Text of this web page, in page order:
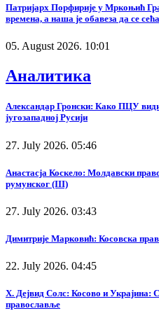
Патријарх Порфирије у Мркоњић
времена, а наша је обавеза да се
05. August 2026. 10:01
Аналитика
Александар Гронски: Како ПЦУ
југозападној Русији
27. July 2026. 05:46
Анастасја Коскело: Молдавски
румунског (III)
27. July 2026. 03:43
Димитрије Марковић: Косовска
22. July 2026. 04:45
Х. Дејвид Солс: Косово и Украјина:
православље